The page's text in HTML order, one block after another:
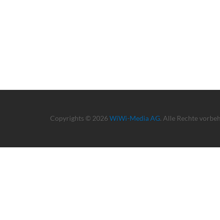
Copyrights © 2026 WiWi-Media AG. Alle Rechte